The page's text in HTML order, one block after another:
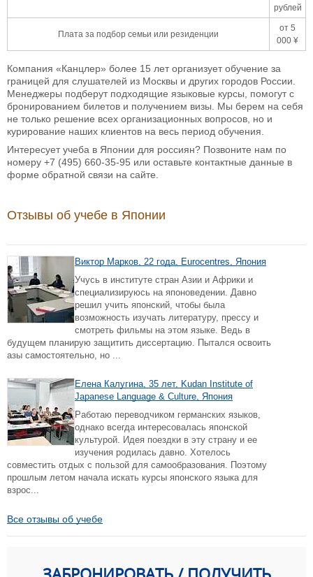
рублей
Плата за подбор семьи или резиденции
от 5
000 ¥
Компания «Канцлер» более 15 лет организует обучение за
границей для слушателей из Москвы и других городов России.
Менеджеры подберут подходящие языковые курсы, помогут с
бронированием билетов и получением визы. Мы берем на себя
не только решение всех организационных вопросов, но и
курирование наших клиентов на весь период обучения.
Интересует учеба в Японии для россиян? Позвоните нам по
номеру +7 (495) 660-35-95 или оставьте контактные данные в
форме обратной связи на сайте.
Отзывы об учебе в Японии
Виктор Марков, 22 года, Eurocentres, Япония
Учусь в институте стран Азии и Африки и
специализируюсь на японоведении. Давно
решил учить японский, чтобы была
возможность изучать литературу, прессу и
смотреть фильмы на этом языке. Ведь в
будущем планирую защитить диссертацию. Пытался освоить
азы самостоятельно, но ...
Елена Калугина, 35 лет, Kudan Institute of
Japanese Language & Culture, Япония
Работаю переводчиком германских языков,
однако всегда интересовалась японской
культурой. Идея поездки в эту страну и ее
изучения родилась давно. Хотелось
совместить отдых с пользой для самообразования. Поэтому
прошлым летом начала искать курсы японского языка для
взрос...
Все отзывы об учебе